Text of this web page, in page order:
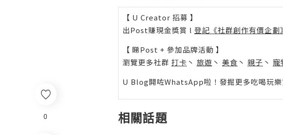
0
【 U Creator 招募 】
出Post賺現金獎賞 l 登記《社群創作有價企劃》
【 睇Post + 參加品牌活動 】
瀏覽更多社群 打卡 丶 旅遊 丶 美食 丶 親子 丶 寵
U Blog開咗WhatsApp啦！發掘更多吃喝玩樂
相關話題